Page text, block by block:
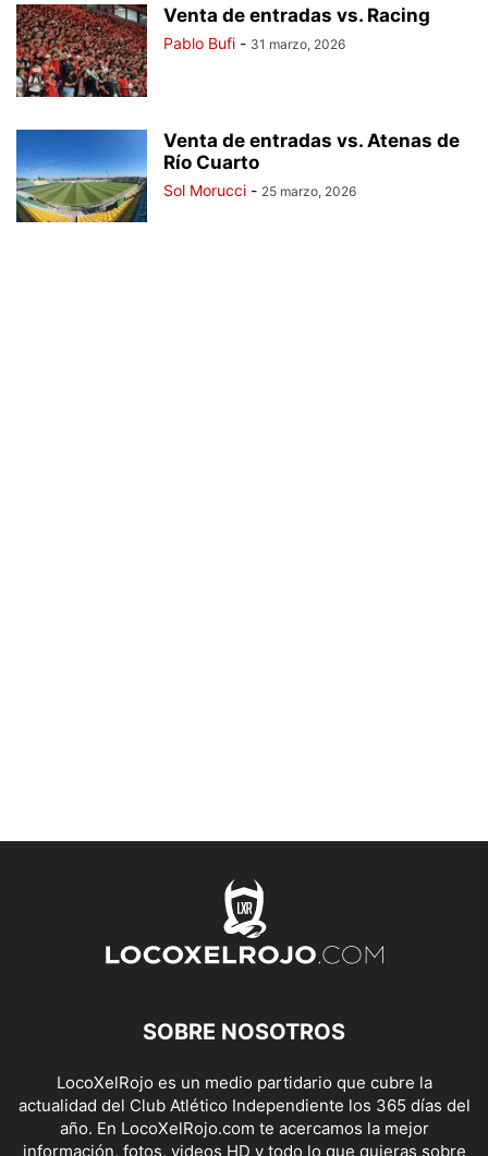
Venta de entradas vs. Racing
Pablo Bufi - 31 marzo, 2026
Venta de entradas vs. Atenas de
Río Cuarto
Sol Morucci - 25 marzo, 2026
SOBRE NOSOTROS
LocoXelRojo es un medio partidario que cubre la
actualidad del Club Atlético Independiente los 365 días del
año. En LocoXelRojo.com te acercamos la mejor
información, fotos, videos HD y todo lo que quieras sobre